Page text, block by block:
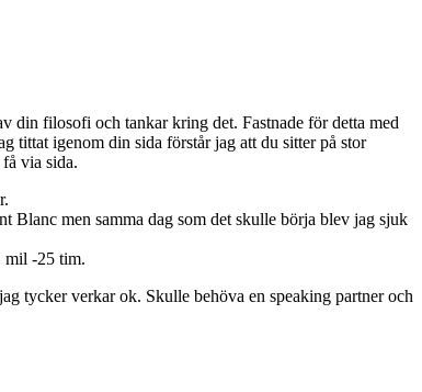
din filosofi och tankar kring det. Fastnade för detta med
tittat igenom din sida förstår jag att du sitter på stor
via sida.
Blanc men samma dag som det skulle börja blev jag sjuk
mil -25 tim.
tycker verkar ok. Skulle behöva en speaking partner och